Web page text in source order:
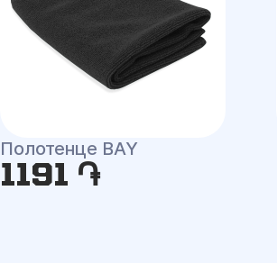
Полотенце BAY
1191 ֏